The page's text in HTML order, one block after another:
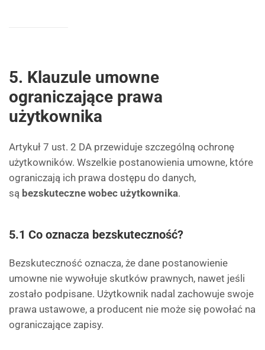
5. Klauzule umowne
ograniczające prawa
użytkownika
Artykuł 7 ust. 2 DA przewiduje szczególną ochronę
użytkowników. Wszelkie postanowienia umowne, które
ograniczają ich prawa dostępu do danych,
są bezskuteczne wobec użytkownika.
5.1 Co oznacza bezskuteczność?
Bezskuteczność oznacza, że dane postanowienie
umowne nie wywołuje skutków prawnych, nawet jeśli
zostało podpisane. Użytkownik nadal zachowuje swoje
prawa ustawowe, a producent nie może się powołać na
ograniczające zapisy.